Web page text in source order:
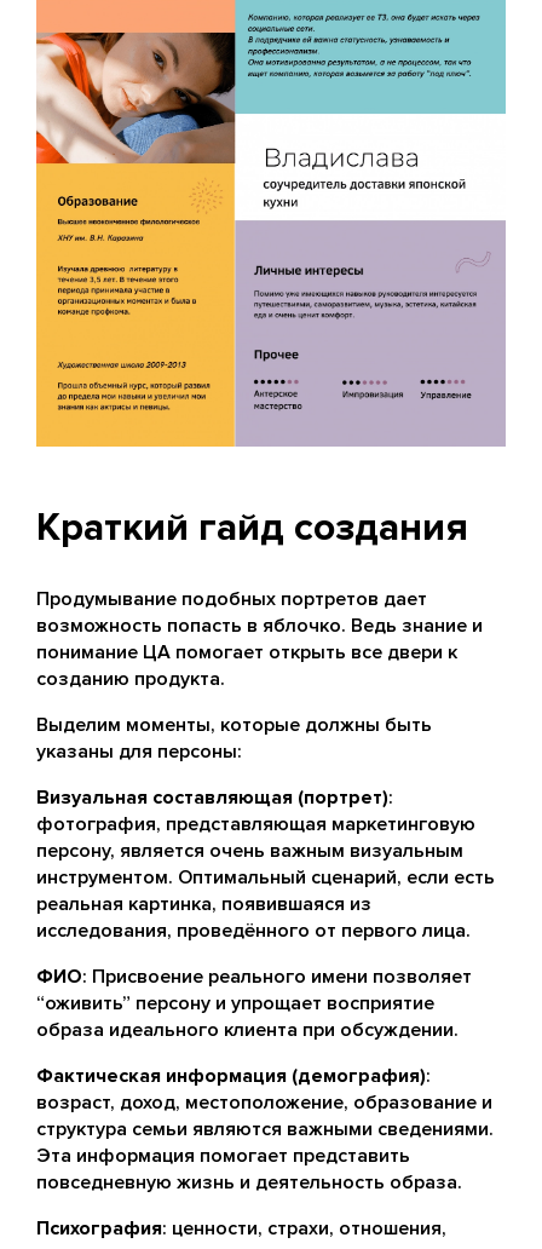
Краткий гайд создания
Продумывание подобных портретов дает
возможность попасть в яблочко. Ведь знание и
понимание ЦА помогает открыть все двери к
созданию продукта.
Выделим моменты, которые должны быть
указаны для персоны:
Визуальная составляющая (портрет):
фотография, представляющая маркетинговую
персону, является очень важным визуальным
инструментом. Оптимальный сценарий, если есть
реальная картинка, появившаяся из
исследования, проведённого от первого лица.
ФИО: Присвоение реального имени позволяет
“оживить” персону и упрощает восприятие
образа идеального клиента при обсуждении.
Фактическая информация (демография):
возраст, доход, местоположение, образование и
структура семьи являются важными сведениями.
Эта информация помогает представить
повседневную жизнь и деятельность образа.
Психография: ценности, страхи, отношения,